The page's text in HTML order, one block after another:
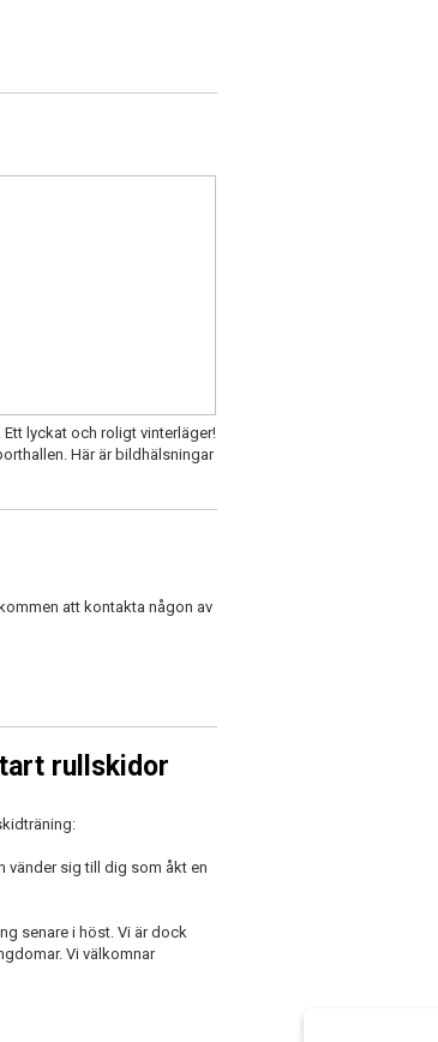
lyckat och roligt vinterläger!
Här är bildhälsningar
att kontakta någon av
rullskidor
vänder sig till dig som åkt en
senare i höst. Vi är dock
Vi välkomnar